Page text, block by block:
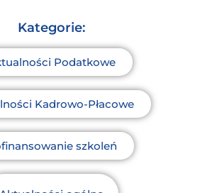
Kategorie:
Podatkowe
Kadrowo-Płacowe
szkoleń